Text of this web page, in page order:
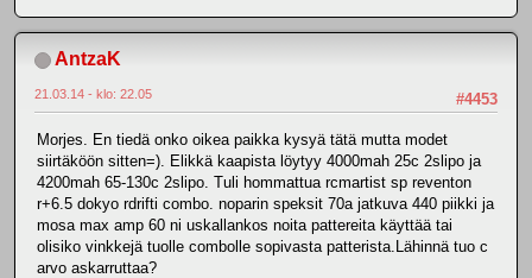
AntzaK
#4453
21.03.14 - klo: 22.05
Morjes. En tiedä onko oikea paikka kysyä tätä mutta modet
siirtäköön sitten=). Elikkä kaapista löytyy 4000mah 25c 2slipo ja
4200mah 65-130c 2slipo. Tuli hommattua rcmartist sp reventon
r+6.5 dokyo rdrifti combo. noparin speksit 70a jatkuva 440 piikki ja
mosa max amp 60 ni uskallankos noita pattereita käyttää tai
olisiko vinkkejä tuolle combolle sopivasta patterista.Lähinnä tuo c
arvo askarruttaa?